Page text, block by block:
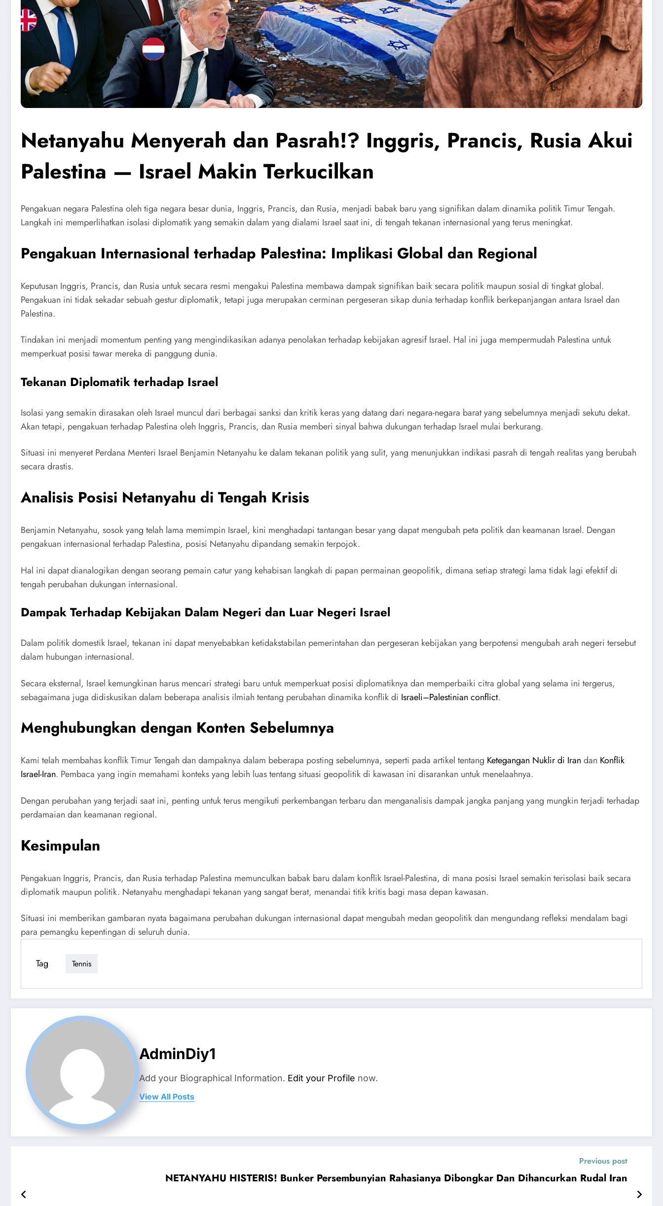
Netanyahu Menyerah dan Pasrah!? Inggris, Prancis, Rusia Akui
Palestina — Israel Makin Terkucilkan
Pengakuan negara Palestina oleh tiga negara besar dunia, Inggris, Prancis, dan Rusia, menjadi babak baru yang signifikan dalam dinamika politik Timur Tengah.
Langkah ini memperlihatkan isolasi diplomatik yang semakin dalam yang dialami Israel saat ini, di tengah tekanan internasional yang terus meningkat.
Pengakuan Internasional terhadap Palestina: Implikasi Global dan Regional
Keputusan Inggris, Prancis, dan Rusia untuk secara resmi mengakui Palestina membawa dampak signifikan baik secara politik maupun sosial di tingkat global.
Pengakuan ini tidak sekadar sebuah gestur diplomatik, tetapi juga merupakan cerminan pergeseran sikap dunia terhadap konflik berkepanjangan antara Israel dan
Palestina.
Tindakan ini menjadi momentum penting yang mengindikasikan adanya penolakan terhadap kebijakan agresif Israel. Hal ini juga mempermudah Palestina untuk
memperkuat posisi tawar mereka di panggung dunia.
Tekanan Diplomatik terhadap Israel
Isolasi yang semakin dirasakan oleh Israel muncul dari berbagai sanksi dan kritik keras yang datang dari negara-negara barat yang sebelumnya menjadi sekutu dekat.
Akan tetapi, pengakuan terhadap Palestina oleh Inggris, Prancis, dan Rusia memberi sinyal bahwa dukungan terhadap Israel mulai berkurang.
Situasi ini menyeret Perdana Menteri Israel Benjamin Netanyahu ke dalam tekanan politik yang sulit, yang menunjukkan indikasi pasrah di tengah realitas yang berubah
secara drastis.
Analisis Posisi Netanyahu di Tengah Krisis
Benjamin Netanyahu, sosok yang telah lama memimpin Israel, kini menghadapi tantangan besar yang dapat mengubah peta politik dan keamanan Israel. Dengan
pengakuan internasional terhadap Palestina, posisi Netanyahu dipandang semakin terpojok.
Hal ini dapat dianalogikan dengan seorang pemain catur yang kehabisan langkah di papan permainan geopolitik, dimana setiap strategi lama tidak lagi efektif di
tengah perubahan dukungan internasional.
Dampak Terhadap Kebijakan Dalam Negeri dan Luar Negeri Israel
Dalam politik domestik Israel, tekanan ini dapat menyebabkan ketidakstabilan pemerintahan dan pergeseran kebijakan yang berpotensi mengubah arah negeri tersebut
dalam hubungan internasional.
Secara eksternal, Israel kemungkinan harus mencari strategi baru untuk memperkuat posisi diplomatiknya dan memperbaiki citra global yang selama ini tergerus,
sebagaimana juga didiskusikan dalam beberapa analisis ilmiah tentang perubahan dinamika konflik di Israeli–Palestinian conflict.
Menghubungkan dengan Konten Sebelumnya
Kami telah membahas konflik Timur Tengah dan dampaknya dalam beberapa posting sebelumnya, seperti pada artikel tentang Ketegangan Nuklir di Iran dan Konflik
Israel-Iran. Pembaca yang ingin memahami konteks yang lebih luas tentang situasi geopolitik di kawasan ini disarankan untuk menelaahnya.
Dengan perubahan yang terjadi saat ini, penting untuk terus mengikuti perkembangan terbaru dan menganalisis dampak jangka panjang yang mungkin terjadi terhadap
perdamaian dan keamanan regional.
Kesimpulan
Pengakuan Inggris, Prancis, dan Rusia terhadap Palestina memunculkan babak baru dalam konflik Israel-Palestina, di mana posisi Israel semakin terisolasi baik secara
diplomatik maupun politik. Netanyahu menghadapi tekanan yang sangat berat, menandai titik kritis bagi masa depan kawasan.
Situasi ini memberikan gambaran nyata bagaimana perubahan dukungan internasional dapat mengubah medan geopolitik dan mengundang refleksi mendalam bagi
para pemangku kepentingan di seluruh dunia.
Tag Tennis
AdminDiy1
Add your Biographical Information. Edit your Profile now.
View All Posts
Previous post
NETANYAHU HISTERIS! Bunker Persembunyian Rahasianya Dibongkar Dan Dihancurkan Rudal Iran